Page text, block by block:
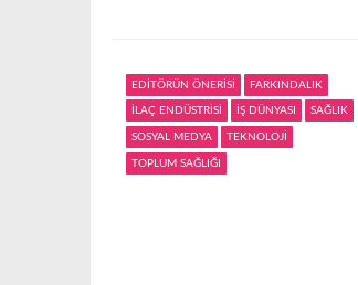
m
e
EDİTÖRÜN ÖNERİSİ FARKINDALIK
İLAÇ ENDÜSTRİSİ İŞ DÜNYASI SAĞLIK
SOSYAL MEDYA TEKNOLOJİ
TOPLUM SAĞLIĞI